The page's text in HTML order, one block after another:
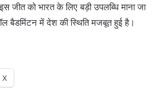
जीत को भारत के लिए बड़ी उपलब्धि माना जा
बैडमिंटन में देश की स्थिति मजबूत हुई है।
X